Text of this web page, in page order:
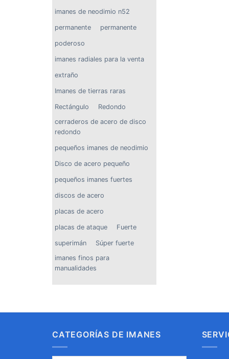
imanes de neodimio n52
permanente permanente
poderoso
imanes radiales para la venta
extraño
Imanes de tierras raras
Rectángulo
Redondo
cerraderos de acero de disco
redondo
pequeños imanes de neodimio
Disco de acero pequeño
pequeños imanes fuertes
discos de acero
placas de acero
placas de ataque Fuerte
superimán
Súper fuerte
imanes finos para
manualidades
CATEGORÍAS DE IMANES